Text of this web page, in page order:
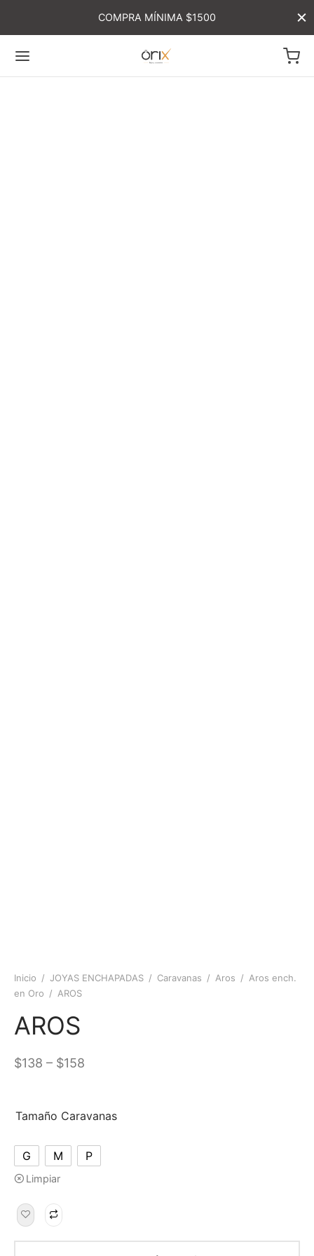
COMPRA MÍNIMA $1500
Inicio / JOYAS ENCHAPADAS / Caravanas / Aros / Aros ench.
en Oro / AROS
AROS
$138 – $158
Tamaño Caravanas
G M P
Limpiar